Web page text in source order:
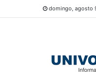
domingo, agosto